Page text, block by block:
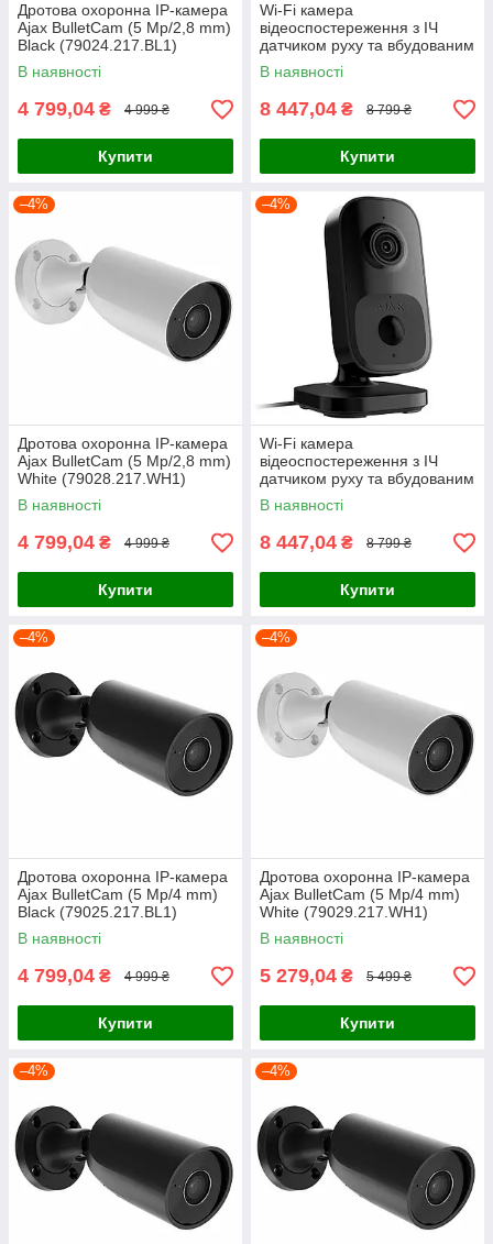
Дротова охоронна IP-камера
Ajax BulletCam (5 Mp/2,8 mm)
Black (79024.217.BL1)
В наявності
4 799,04 ₴ 4 999 ₴
Купити
Wi-Fi камера
відеоспостереження з ІЧ
датчиком руху та вбудованим
ШІ Ajax IndoorCam White
(111566.303.WH1)
В наявності
8 447,04 ₴ 8 799 ₴
Купити
–4%
Дротова охоронна IP-камера
Ajax BulletCam (5 Mp/2,8 mm)
White (79028.217.WH1)
В наявності
4 799,04 ₴ 4 999 ₴
Купити
–4%
Wi-Fi камера
відеоспостереження з ІЧ
датчиком руху та вбудованим
ШІ Ajax IndoorCam Black
(111567.303.BL1)
В наявності
8 447,04 ₴ 8 799 ₴
Купити
–4%
Дротова охоронна IP-камера
Ajax BulletCam (5 Mp/4 mm)
Black (79025.217.BL1)
В наявності
4 799,04 ₴ 4 999 ₴
Купити
–4%
Дротова охоронна IP-камера
Ajax BulletCam (5 Mp/4 mm)
White (79029.217.WH1)
В наявності
5 279,04 ₴ 5 499 ₴
Купити
–4% –4%